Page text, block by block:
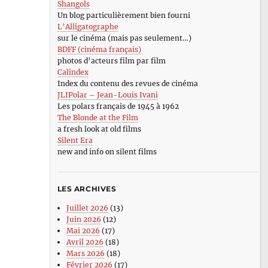
Shangols
Un blog particulièrement bien fourni
L’Alligatographe
sur le cinéma (mais pas seulement…)
BDFF (cinéma français)
photos d’acteurs film par film
Calindex
Index du contenu des revues de cinéma
JLIPolar – Jean-Louis Ivani
Les polars français de 1945 à 1962
The Blonde at the Film
a fresh look at old films
Silent Era
new and info on silent films
LES ARCHIVES
Juillet 2026 (13)
Juin 2026 (12)
Mai 2026 (17)
Avril 2026 (18)
Mars 2026 (18)
Février 2026 (17)